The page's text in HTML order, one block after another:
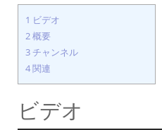
1 ビデオ
2概要
3チャンネル
4関連
ビデオ